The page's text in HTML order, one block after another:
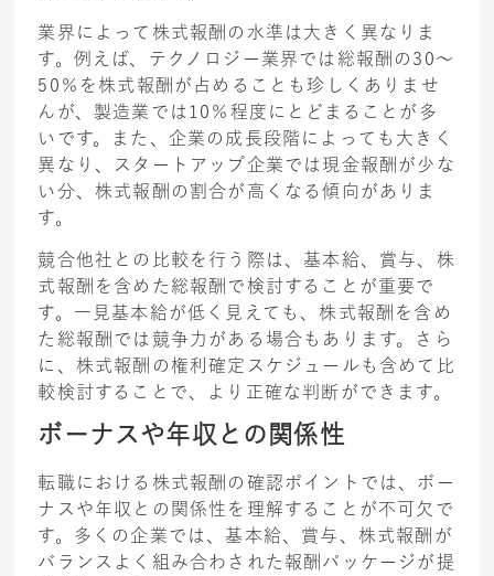
業界によって株式報酬の水準は大きく異なりま
す。例えば、テクノロジー業界では総報酬の30～
50％を株式報酬が占めることも珍しくありませ
んが、製造業では10％程度にとどまることが多
いです。また、企業の成長段階によっても大きく
異なり、スタートアップ企業では現金報酬が少な
い分、株式報酬の割合が高くなる傾向がありま
す。
競合他社との比較を行う際は、基本給、賞与、株
式報酬を含めた総報酬で検討することが重要で
す。一見基本給が低く見えても、株式報酬を含め
た総報酬では競争力がある場合もあります。さら
に、株式報酬の権利確定スケジュールも含めて比
較検討することで、より正確な判断ができます。
ボーナスや年収との関係性
転職における株式報酬の確認ポイントでは、ボー
ナスや年収との関係性を理解することが不可欠で
す。多くの企業では、基本給、賞与、株式報酬が
バランスよく組み合わされた報酬パッケージが提